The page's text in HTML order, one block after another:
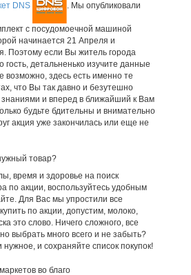
DNS . Мы опубликовали
с посудомоечной машиной
начинается 21 Апреля и
Поэтому если Вы житель города
детальненько изучите данные
здесь есть именно те
что Вы так давно и безутешно
знаниями и вперед в ближайший к Вам
будьте бдительны и внимательно
акция уже закончилась или еще не
товар?
время и здоровье на поиск
по акции, воспользуйтесь удобным
Для Вас мы упростили все
по акции, допустим, молоко,
это слово. Ничего сложного, все
выбрать много всего и не забыть?
и сохраняйте список покупок!
во благо